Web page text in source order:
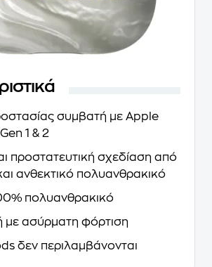
συμβατή με Apple
1 & 2
προστατευτική σχεδίαση από
ανθεκτικό πολυανθρακικό
πολυανθρακικό
με ασύρματη φόρτιση
δεν περιλαμβάνονται